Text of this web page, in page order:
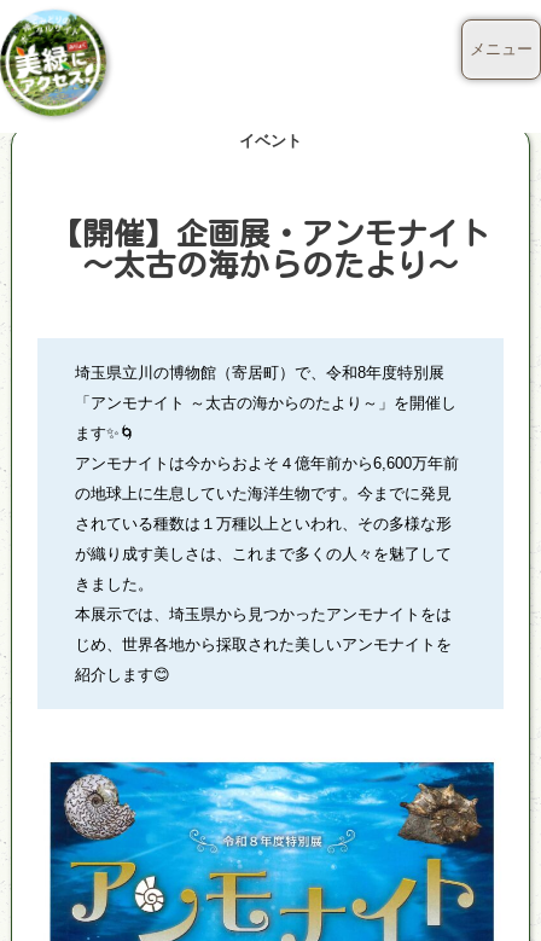
イベント
【開催】企画展・アンモナイト
～太古の海からのたより～
埼玉県立川の博物館（寄居町）で、令和8年度特別展
「アンモナイト ～太古の海からのたより～」を開催し
ます✨🌀
アンモナイトは今からおよそ４億年前から6,600万年前
の地球上に生息していた海洋生物です。今までに発見
されている種数は１万種以上といわれ、その多様な形
が織り成す美しさは、これまで多くの人々を魅了して
きました。
本展示では、埼玉県から見つかったアンモナイトをは
じめ、世界各地から採取された美しいアンモナイトを
紹介します😊
メニュー